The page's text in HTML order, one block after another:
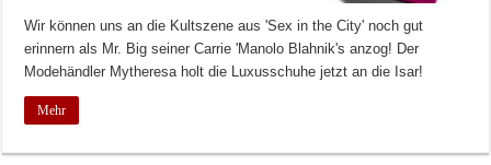
Wir können uns an die Kultszene aus 'Sex in the City' noch gut
erinnern als Mr. Big seiner Carrie 'Manolo Blahnik's anzog! Der
Modehändler Mytheresa holt die Luxusschuhe jetzt an die Isar!
Mehr